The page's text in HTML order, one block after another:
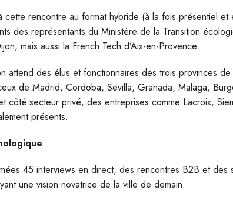
cette rencontre au format hybride (à la fois présentiel
des représentants du Ministère de la Transition
mais aussi la French Tech d’Aix-en-Provence.
attend des élus et fonctionnaires des trois provinces de
de Madrid, Cordoba, Sevilla, Granada, Malaga,
côté secteur privé, des entreprises comme Lacroix,
présents.
45 interviews en direct, des rencontres B2B et des
une vision novatrice de la ville de demain.